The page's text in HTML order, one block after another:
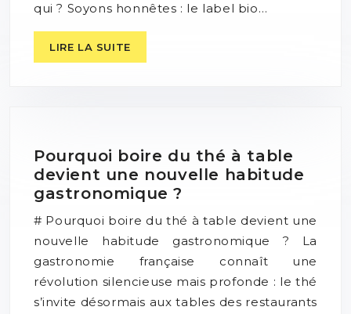
qui ? Soyons honnêtes : le label bio…
LIRE LA SUITE
Pourquoi boire du thé à table
devient une nouvelle habitude
gastronomique ?
# Pourquoi boire du thé à table devient une
nouvelle habitude gastronomique ? La
gastronomie française connaît une
révolution silencieuse mais profonde : le thé
s’invite désormais aux tables des restaurants